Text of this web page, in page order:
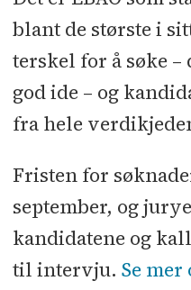
blant de største i
terskel for å søke –
god ide – og
fra hele
Fristen for
september, og
kandidatene og
til intervju. Se